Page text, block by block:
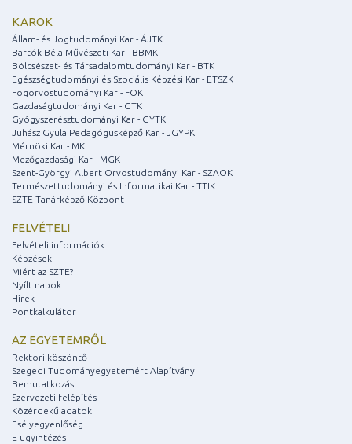
KAROK
Állam- és Jogtudományi Kar - ÁJTK
Bartók Béla Művészeti Kar - BBMK
Bölcsészet- és Társadalomtudományi Kar - BTK
Egészségtudományi és Szociális Képzési Kar - ETSZK
Fogorvostudományi Kar - FOK
Gazdaságtudományi Kar - GTK
Gyógyszerésztudományi Kar - GYTK
Juhász Gyula Pedagógusképző Kar - JGYPK
Mérnöki Kar - MK
Mezőgazdasági Kar - MGK
Szent-Györgyi Albert Orvostudományi Kar - SZAOK
Természettudományi és Informatikai Kar - TTIK
SZTE Tanárképző Központ
FELVÉTELI
Felvételi információk
Képzések
Miért az SZTE?
Nyílt napok
Hírek
Pontkalkulátor
AZ EGYETEMRŐL
Rektori köszöntő
Szegedi Tudományegyetemért Alapítvány
Bemutatkozás
Szervezeti felépítés
Közérdekű adatok
Esélyegyenlőség
E-ügyintézés